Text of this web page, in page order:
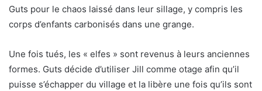
Guts pour le chaos laissé dans leur sillage, y compris les
corps d’enfants carbonisés dans une grange.
Une fois tués, les « elfes » sont revenus à leurs anciennes
formes. Guts décide d’utiliser Jill comme otage afin qu’il
puisse s’échapper du village et la libère une fois qu’ils sont